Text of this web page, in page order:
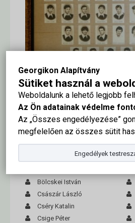
Georgikon Alapítvány
Sütiket használ a
Weboldalunk a lehető legjobb
Az Ön adatainak védelme
Az „Összes engedélyezése”
megfelelően az összes sütit
Engedélyek
A tabló nagy méretben ide kattintva
Balogh Péter Gyula
Békefi Ilona
Boross László
Borza András
Bölcskei István
Császár László
Cséry Katalin
Csige Péter